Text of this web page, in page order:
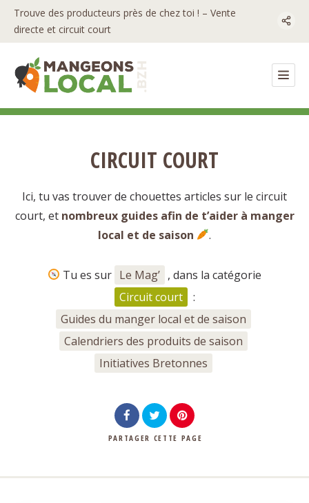
Trouve des producteurs près de chez toi ! – Vente
directe et circuit court
CIRCUIT COURT
Ici, tu vas trouver de chouettes articles sur le circuit
court, et nombreux guides afin de t’aider à manger
local et de saison
.
Tu es sur Le Mag’ , dans la catégorie
Circuit court
:
Guides du manger local et de saison
Calendriers des produits de saison
Initiatives Bretonnes
PARTAGER CETTE PAGE